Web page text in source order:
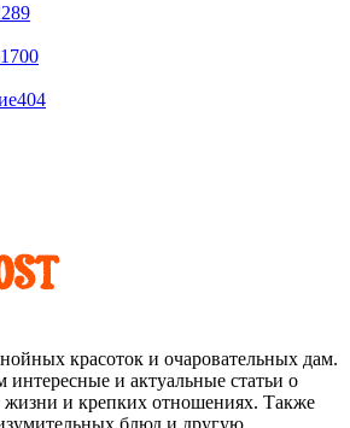
1700
404
красоток и очаровательных дам.
и актуальные статьи о
жизни и крепких отношениях. Также
блюд и другую